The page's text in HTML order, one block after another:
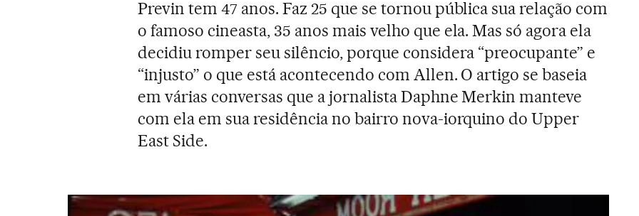
Previn tem 47 anos. Faz 25 que se tornou pública sua relação com
o famoso cineasta, 35 anos mais velho que ela. Mas só agora ela
decidiu romper seu silêncio, porque considera “preocupante” e
“injusto” o que está acontecendo com Allen. O artigo se baseia
em várias conversas que a jornalista Daphne Merkin manteve
com ela em sua residência no bairro nova-iorquino do Upper
East Side.